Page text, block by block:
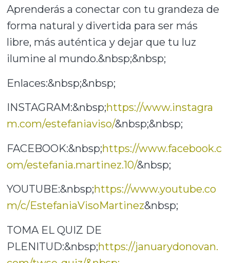
Aprenderás a conectar con tu grandeza de
forma natural y divertida para ser más
libre, más auténtica y dejar que tu luz
ilumine al mundo.&nbsp;&nbsp;
Enlaces:&nbsp;&nbsp;
INSTAGRAM:&nbsp;https://www.instagra
m.com/estefaniaviso/&nbsp;&nbsp;
FACEBOOK:&nbsp;https://www.facebook.c
om/estefania.martinez.10/&nbsp;
YOUTUBE:&nbsp;https://www.youtube.co
m/c/EstefaniaVisoMartinez&nbsp;
TOMA EL QUIZ DE
PLENITUD:&nbsp;https://januarydonovan.